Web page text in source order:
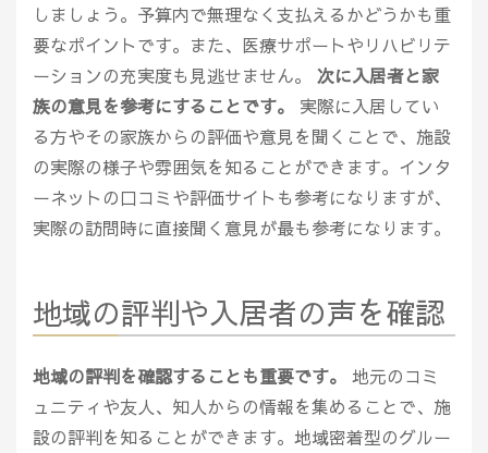
しましょう。予算内で無理なく支払えるかどうかも重
要なポイントです。また、医療サポートやリハビリテ
ーションの充実度も見逃せません。 次に入居者と家
族の意見を参考にすることです。
実際に入居してい
る方やその家族からの評価や意見を聞くことで、施設
の実際の様子や雰囲気を知ることができます。インタ
ーネットの口コミや評価サイトも参考になりますが、
実際の訪問時に直接聞く意見が最も参考になります。
地域の評判や入居者の声を確認
地域の評判を確認することも重要です。
地元のコミ
ュニティや友人、知人からの情報を集めることで、施
設の評判を知ることができます。地域密着型のグルー